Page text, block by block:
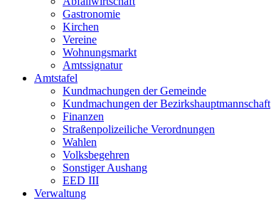
Gastronomie
Kirchen
Vereine
Wohnungsmarkt
Amtssignatur
Amtstafel
Kundmachungen der Gemeinde
Kundmachungen der Bezirkshauptmannschaft
Finanzen
Straßenpolizeiliche Verordnungen
Wahlen
Volksbegehren
Sonstiger Aushang
EED III
Verwaltung